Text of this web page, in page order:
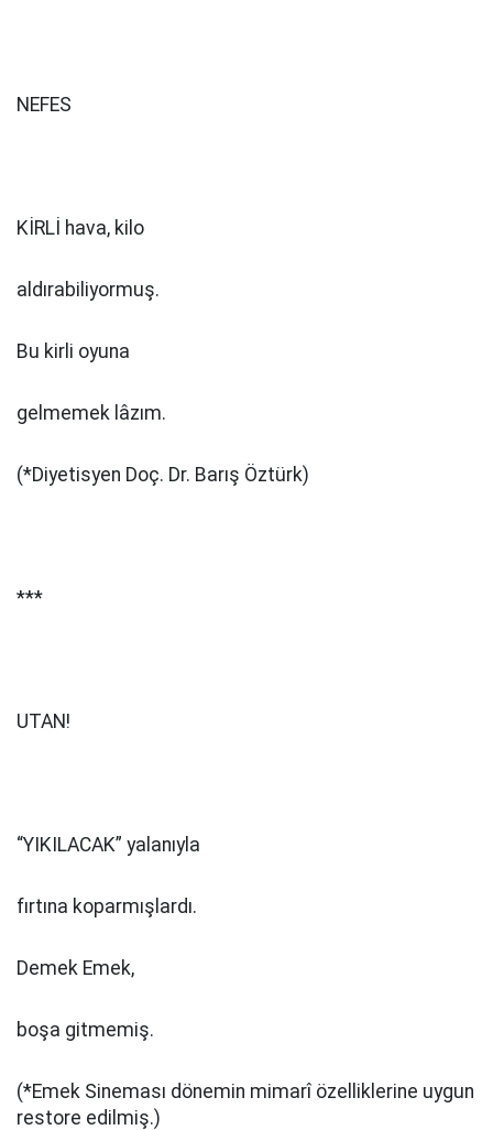
NEFES
KİRLİ hava, kilo
aldırabiliyormuş.
Bu kirli oyuna
gelmemek lâzım.
(*Diyetisyen Doç. Dr. Barış Öztürk)
***
UTAN!
“YIKILACAK” yalanıyla
fırtına koparmışlardı.
Demek Emek,
boşa gitmemiş.
(*Emek Sineması dönemin mimarî özelliklerine uygun
restore edilmiş.)